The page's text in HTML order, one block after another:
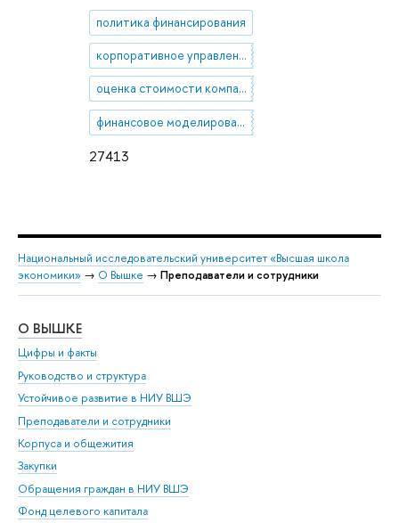
27413
политика финансирования
корпоративное управление
оценка стоимости компании
финансовое моделирование
Национальный исследовательский университет «Высшая школа
экономики» → О Вышке → Преподаватели и сотрудники
О ВЫШКЕ
Цифры и факты
Руководство и структура
Устойчивое развитие в НИУ ВШЭ
Преподаватели и сотрудники
Корпуса и общежития
Закупки
Обращения граждан в НИУ ВШЭ
Фонд целевого капитала